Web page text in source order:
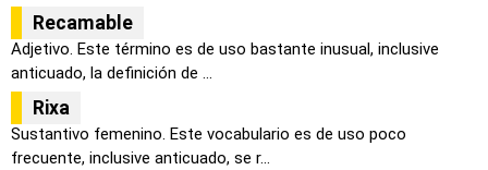
Recamable
Adjetivo. Este término es de uso bastante inusual, inclusive
anticuado, la definición de ...
Rixa
Sustantivo femenino. Este vocabulario es de uso poco
frecuente, inclusive anticuado, se r...